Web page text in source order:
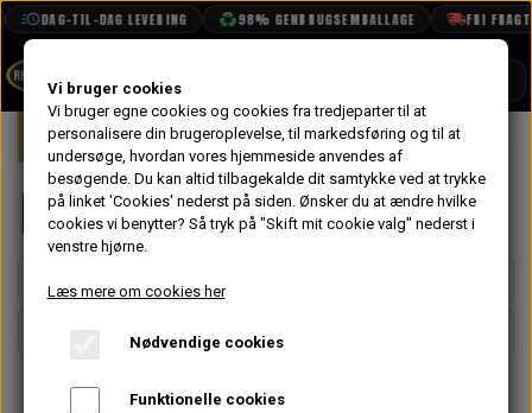
DAG-TIL-DAG LEVERING 98% GENBRUGSEMBALLAGE FRI FRAGT
BOOK TID
PROJEKTER
TEKNISK DATA
VANDPOLERING
Forside Mini Karrosseri Front
Forrude
Vi bruger cookies
Vi bruger egne cookies og cookies fra tredjeparter til at
personalisere din brugeroplevelse, til markedsføring og til at
undersøge, hvordan vores hjemmeside anvendes af
besøgende. Du kan altid tilbagekalde dit samtykke ved at trykke
på linket 'Cookies' nederst på siden. Ønsker du at ændre hvilke
cookies vi benytter? Så tryk på "Skift mit cookie valg" nederst i
venstre hjørne.
Læs mere om cookies her
Nødvendige cookies
Funktionelle cookies